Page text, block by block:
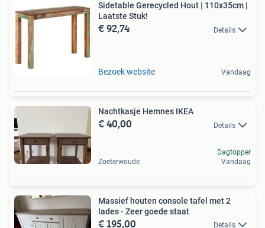
Sidetable Gerecycled Hout | 110x35cm |
Laatste Stuk!
€ 92,74 Details
Bezoek website Vandaag
Nachtkasje Hemnes IKEA
€ 40,00 Details
Zoeterwoude
Dagtopper
Vandaag
Massief houten console tafel met 2
lades - Zeer goede staat
€ 195,00 Details